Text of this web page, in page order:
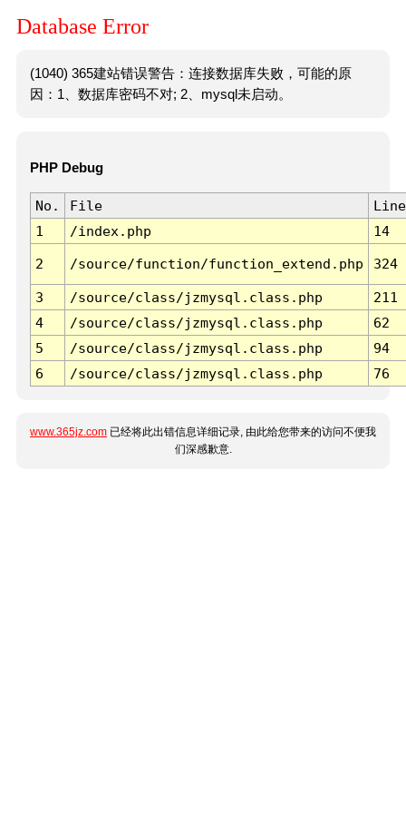
Database Error
(1040) 365建站错误警告：连接数据库失败，可能的原
因：1、数据库密码不对; 2、mysql未启动。
PHP Debug
No. File
Line
1
/index.php 14
2 /source/function/function_extend.php 324
3 /source/class/jzmysql.class.php
211
4
/source/class/jzmysql.class.php
62
5
/source/class/jzmysql.class.php
94
6
/source/class/jzmysql.class.php 76
www.365jz.com 已经将此出错信息详细记录, 由此给您带来的访问不便我
们深感歉意.